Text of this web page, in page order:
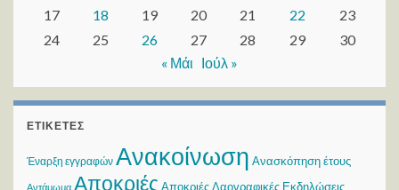
17
18 19 20 21 22
23
24
25 26 27 28 29
30
« Μάι Ιούλ »
ΕΤΙΚΈΤΕΣ
Έναρξη εγγραφών Ανακοίνωση Ανασκόπηση έτους
Αντάμωμα Αποκριές Αποκριές Λαογραφικές Εκδηλώσεις